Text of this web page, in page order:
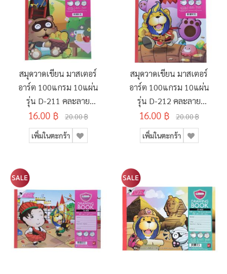
สมุดวาดเขียน มาสเตอร์
อาร์ต 100แกรม 10แผ่น
รุ่น D-211 คละลาย
260x375มม.
16.00 ฿ 20.00 ฿
เพิ่มในตะกร้า
สมุดวาดเขียน มาสเตอร์
อาร์ต 100แกรม 10แผ่น
รุ่น D-212 คละลาย
260x375มม.
16.00 ฿ 20.00 ฿
เพิ่มในตะกร้า